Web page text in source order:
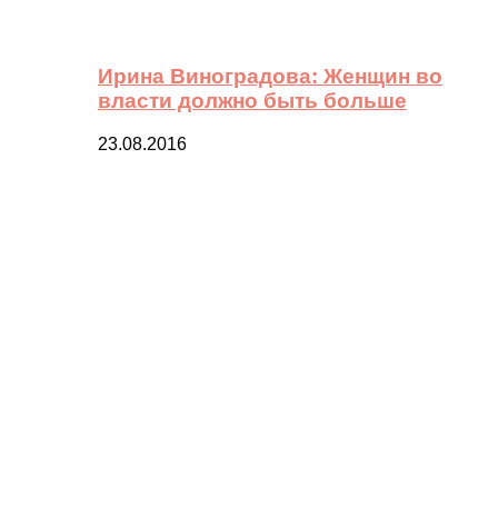
Ирина Виноградова: Женщин во
власти должно быть больше
23.08.2016